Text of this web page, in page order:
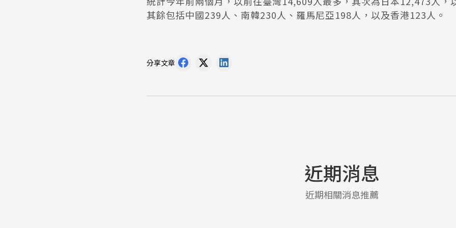
其餘包括中國239人、南韓230人、羅馬尼亞198人，以及香港123人。
分享文章
近期消息
近期相關消息推薦